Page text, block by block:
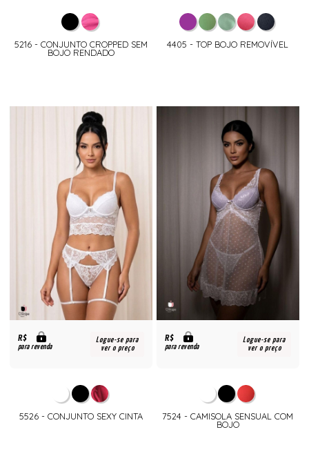
5216 - CONJUNTO CROPPED SEM
BOJO RENDADO
4405 - TOP BOJO REMOVÍVEL
R$
para revenda
Logue-se para
ver o preço
5526 - CONJUNTO SEXY CINTA
R$
para revenda
Logue-se para
ver o preço
7524 - CAMISOLA SENSUAL COM
BOJO